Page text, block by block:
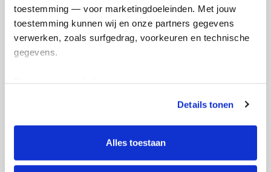
toestemming — voor marketingdoeleinden. Met jouw
toestemming kunnen wij en onze partners gegevens
verwerken, zoals surfgedrag, voorkeuren en technische
gegevens.
tonen. Je kunt je toestemming op elk moment wijzigen of
intrekken via Cookie instellingen onderaan de pagina. De
lijst met cookies is te vinden in het tabblad “details”.
Details tonen
Alles toestaan
Referentie
Ik wil bijdragen aan de transactiekosten
en betaal €0.75 extra.
Doneer nu